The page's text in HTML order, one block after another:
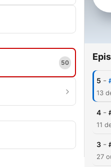
50
5 -
13
4 -
11
3 -
27